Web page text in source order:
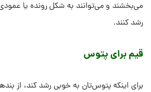
می‌بخشند و می‌توانند به شکل رونده یا
رشد کنند.
قیم برای پتوس
برای اینکه پتوس‌تان به خوبی رشد کند، از